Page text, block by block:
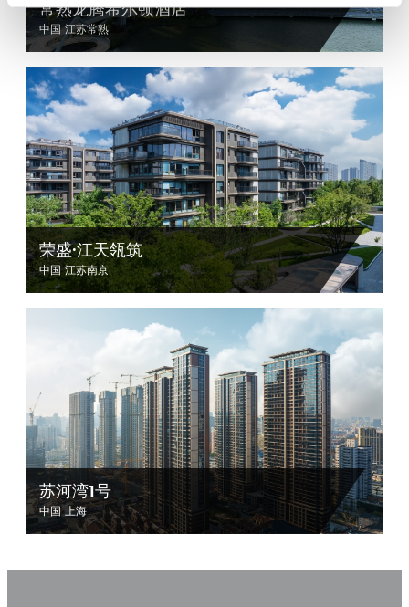
常熟龙腾希尔顿酒店
中国 江苏常熟
荣盛·江天瓴筑
中国 江苏南京
苏河湾1号
中国 上海